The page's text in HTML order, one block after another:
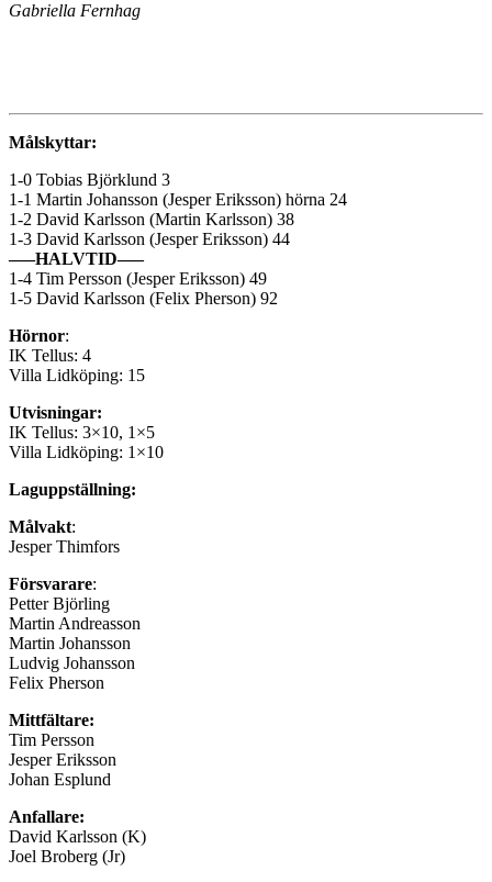
Gabriella Fernhag
Målskyttar:
1-0 Tobias Björklund 3
1-1 Martin Johansson (Jesper Eriksson) hörna 24
1-2 David Karlsson (Martin Karlsson) 38
1-3 David Karlsson (Jesper Eriksson) 44
—–HALVTID—–
1-4 Tim Persson (Jesper Eriksson) 49
1-5 David Karlsson (Felix Pherson) 92
Hörnor:
IK Tellus: 4
Villa Lidköping: 15
Utvisningar:
IK Tellus: 3×10, 1×5
Villa Lidköping: 1×10
Laguppställning:
Målvakt:
Jesper Thimfors
Försvarare:
Petter Björling
Martin Andreasson
Martin Johansson
Ludvig Johansson
Felix Pherson
Mittfältare:
Tim Persson
Jesper Eriksson
Johan Esplund
Anfallare:
David Karlsson (K)
Joel Broberg (Jr)